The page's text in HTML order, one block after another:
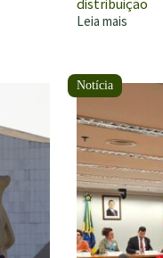
Leia mais
FIAN
Indigesto
para
discutir
sistemas
alimentares
no
Abrascão